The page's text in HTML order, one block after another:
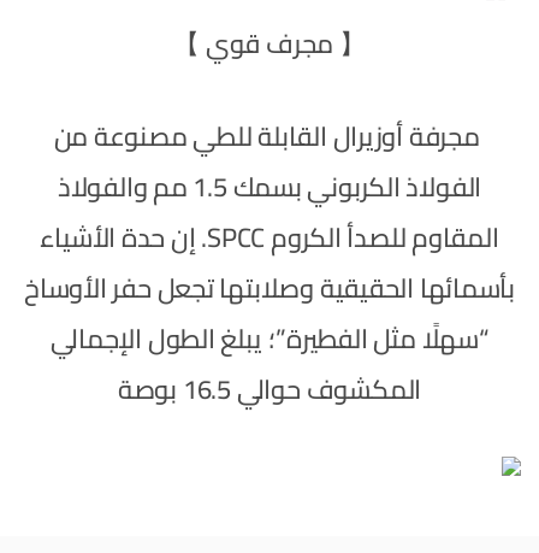
【 مجرف قوي 】
مجرفة أوزيرال القابلة للطي مصنوعة من
الفولاذ الكربوني بسمك 1.5 مم والفولاذ
المقاوم للصدأ الكروم SPCC. إن حدة الأشياء
بأسمائها الحقيقية وصلابتها تجعل حفر الأوساخ
“سهلًا مثل الفطيرة”؛ يبلغ الطول الإجمالي
المكشوف حوالي 16.5 بوصة